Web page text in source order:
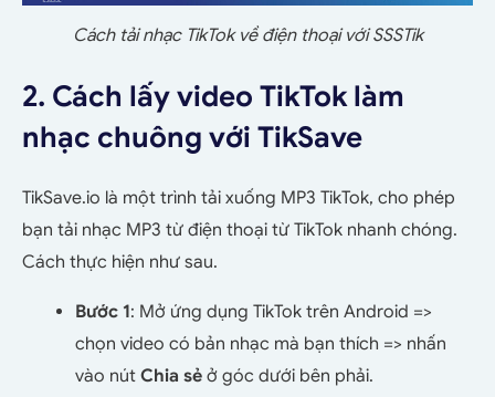
Cách tải nhạc TikTok về điện thoại với SSSTik
2. Cách lấy video TikTok làm
nhạc chuông với TikSave
TikSave.io là một trình tải xuống MP3 TikTok, cho phép
bạn tải nhạc MP3 từ điện thoại từ TikTok nhanh chóng.
Cách thực hiện như sau.
Bước 1: Mở ứng dụng TikTok trên Android =>
chọn video có bản nhạc mà bạn thích => nhấn
vào nút Chia sẻ ở góc dưới bên phải.